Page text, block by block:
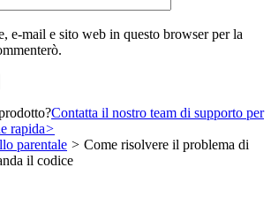
e-mail e sito web in questo browser per la
Contatta il nostro team di supporto per
rapida>
parentale > Come risolvere il problema di
il codice